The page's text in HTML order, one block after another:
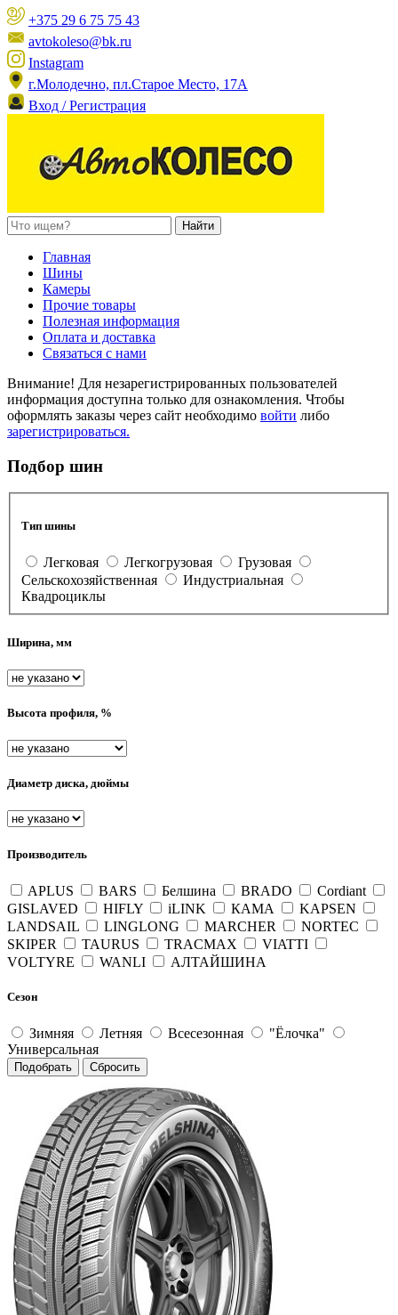
+375 29 6 75 75 43
avtokoleso@bk.ru
Instagram
г.Молодечно, пл.Старое Место, 17А
Вход / Регистрация
Главная
Шины
Камеры
Прочие товары
Полезная информация
Оплата и доставка
Связаться с нами
Внимание! Для незарегистрированных пользователей
информация доступна только для ознакомления. Чтобы
оформлять заказы через сайт необходимо войти либо
зарегистрироваться.
Подбор шин
Тип шины
Легковая Легкогрузовая
Грузовая
Сельскохозяйственная
Индустриальная
Квадроциклы
Ширина, мм
Высота профиля, %
Диаметр диска, дюймы
Производитель
APLUS BARS Белшина BRADO
Cordiant
GISLAVED
HIFLY iLINK КАМА
KAPSEN
LANDSAIL
LINGLONG MARCHER
NORTEC
SKIPER
TAURUS TRACMAX
VIATTI
VOLTYRE
WANLI АЛТАЙШИНА
Сезон
Зимняя Летняя Всесезонная
"Ёлочка"
Универсальная